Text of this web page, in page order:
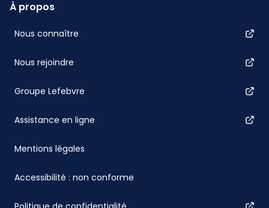
À propos
Nous connaître
Nous rejoindre
Groupe Lefebvre
Assistance en ligne
Mentions légales
Accessibilité : non conforme